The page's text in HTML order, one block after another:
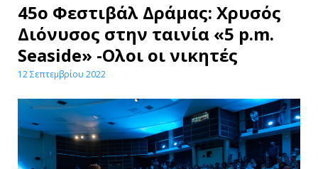
45o Φεστιβάλ Δράμας: Χρυσός
Διόνυσος στην ταινία «5 p.m.
Seaside» -Ολοι οι νικητές
12 Σεπτεμβρίου 2022